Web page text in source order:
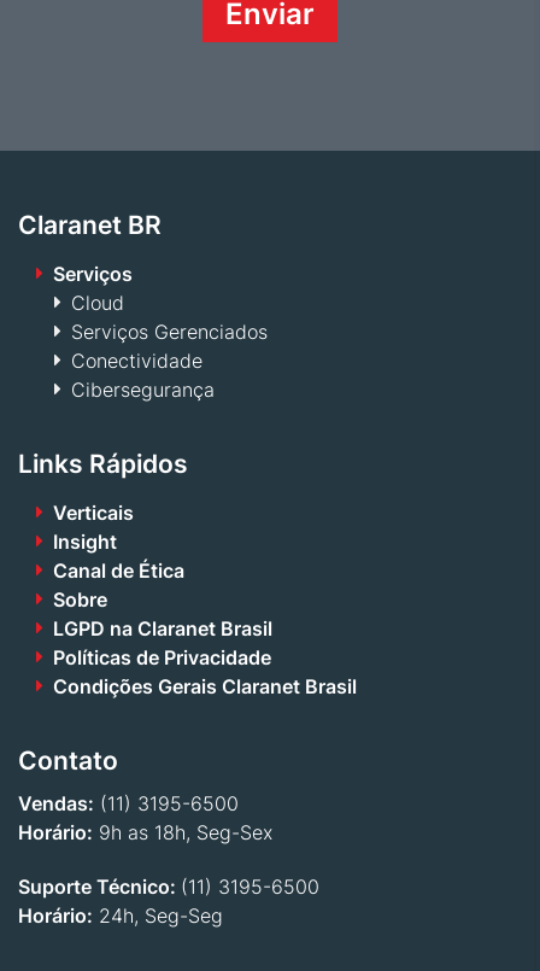
Claranet BR
Serviços
Cloud
Serviços Gerenciados
Conectividade
Cibersegurança
Links Rápidos
Verticais
Insight
Canal de Ética
Sobre
LGPD na Claranet Brasil
Políticas de Privacidade
Condições Gerais Claranet Brasil
Contato
Vendas: (11) 3195-6500
Horário: 9h as 18h, Seg-Sex
Suporte Técnico: (11) 3195-6500
Horário: 24h, Seg-Seg